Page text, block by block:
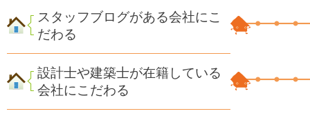
スタッフブログがある会社にこ
だわる
設計士や建築士が在籍している
会社にこだわる